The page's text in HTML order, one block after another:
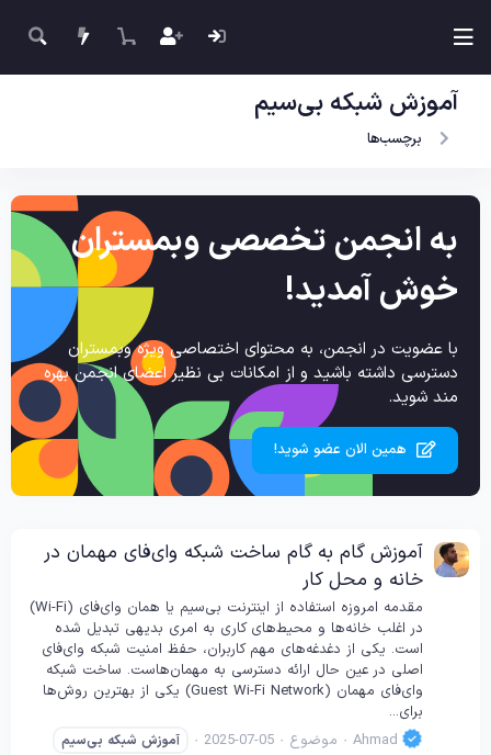
آموزش شبکه بی‌سیم
برچسب‌ها
به انجمن تخصصی وبمستران
خوش آمدید!
با عضویت در انجمن، به محتوای اختصاصی ویژه وبمستران
دسترسی داشته باشید و از امکانات بی نظیر اعضای انجمن بهره
مند شوید.
همین الان عضو شوید!
آموزش گام به گام ساخت شبکه وای‌فای مهمان در
خانه و محل کار
مقدمه امروزه استفاده از اینترنت بی‌سیم یا همان وای‌فای (Wi-Fi)
در اغلب خانه‌ها و محیط‌های کاری به امری بدیهی تبدیل شده
است. یکی از دغدغه‌های مهم کاربران، حفظ امنیت شبکه وای‌فای
اصلی در عین حال ارائه دسترسی به مهمان‌هاست. ساخت شبکه
وای‌فای مهمان (Guest Wi-Fi Network) یکی از بهترین روش‌ها
برای...
Ahmad
موضوع 2025-07-05 آموزش شبکه بی‌سیم